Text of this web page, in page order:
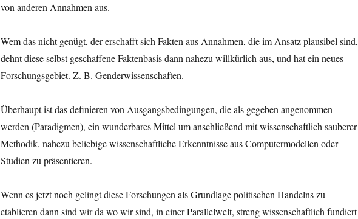
von anderen Annahmen aus.
Wem das nicht genügt, der erschafft sich Fakten aus Annahmen, die im Ansatz plausibel sind,
dehnt diese selbst geschaffene Faktenbasis dann nahezu willkürlich aus, und hat ein neues
Forschungsgebiet. Z. B. Genderwissenschaften.
Überhaupt ist das definieren von Ausgangsbedingungen, die als gegeben angenommen
werden (Paradigmen), ein wunderbares Mittel um anschließend mit wissenschaftlich sauberer
Methodik, nahezu beliebige wissenschaftliche Erkenntnisse aus Computermodellen oder
Studien zu präsentieren.
Wenn es jetzt noch gelingt diese Forschungen als Grundlage politischen Handelns zu
etablieren dann sind wir da wo wir sind, in einer Parallelwelt, streng wissenschaftlich fundiert